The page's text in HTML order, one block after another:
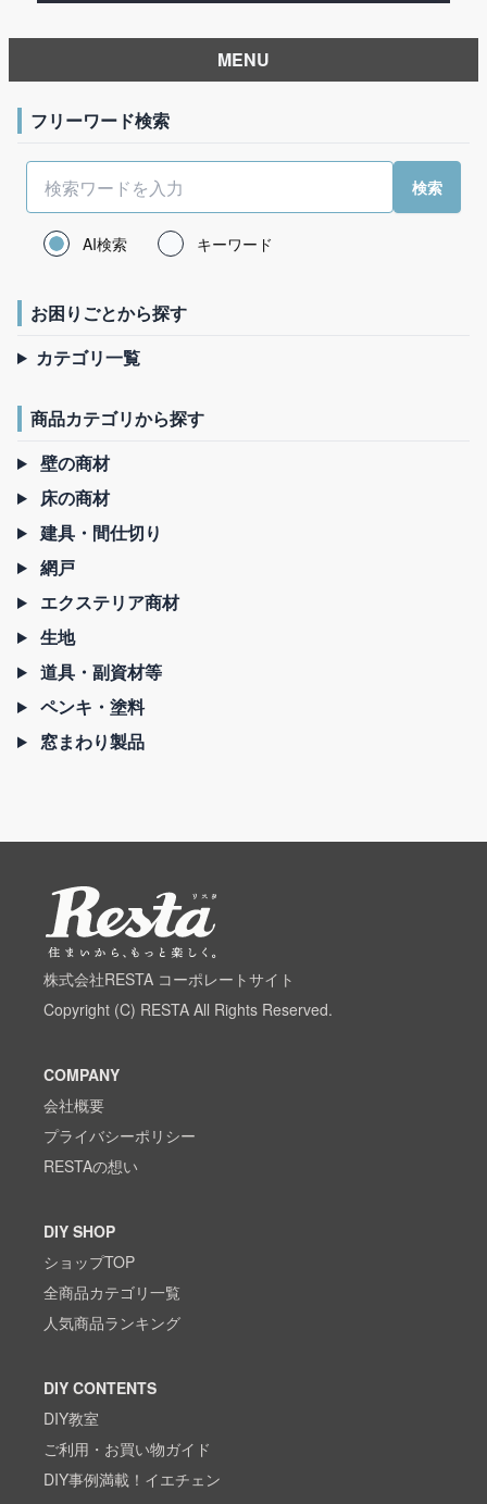
MENU
フリーワード検索
AI検索 キーワード
お困りごとから探す
カテゴリ一覧
商品カテゴリから探す
壁の商材
床の商材
建具・間仕切り
網戸
エクステリア商材
生地
道具・副資材等
ペンキ・塗料
窓まわり製品
株式会社RESTA コーポレートサイト
Copyright (C) RESTA All Rights Reserved.
COMPANY
会社概要
プライバシーポリシー
RESTAの想い
DIY SHOP
ショップTOP
全商品カテゴリ一覧
人気商品ランキング
DIY CONTENTS
DIY教室
ご利用・お買い物ガイド
DIY事例満載！イエチェン